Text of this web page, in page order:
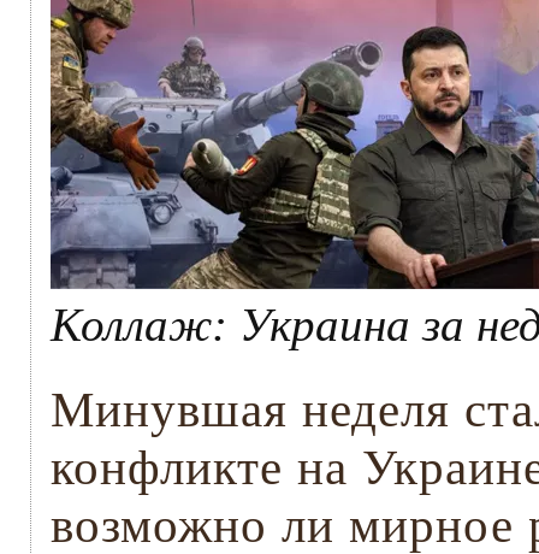
Коллаж: Украина за
Минувшая неделя
конфликте на
возможно ли мирное